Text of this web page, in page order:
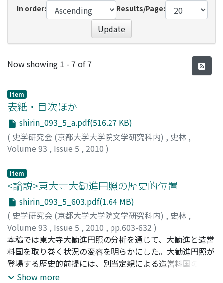
In order:
Results/Page:
Update
Recent Submissions
Now showing 1 - 7 of 7
Item
表紙・目次ほか
shirin_093_5_a.pdf(516.27 KB)
( 史学研究会 (京都大学大学院文学研究科内) , 史林 ,
Volume 93 , Issue 5 , 2010 )
Item
<論説>東大寺大勧進円照の歴史的位置
shirin_093_5_603.pdf(1.64 MB)
( 史学研究会 (京都大学大学院文学研究科内) , 史林 ,
Volume 93 , Issue 5 , 2010 , pp.603-632 )
小原, 嘉記;KOHARA, Yoshiki;コハラ, ヨシキ
本稿では東大寺大勧進円照の分析を通じて、大勧進と造営
料国を取り巻く状況の変容を明らかにした。大勧進円照が
登場する歴史的前提には、別当定親による造営料国の知行
という事態があった。これにより寺僧等は造営料国の富に
Show more